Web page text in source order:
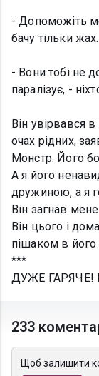
- Допоможіть
бачу тільки жах.
- Вони тобі не
паралізує, -
Він увірвався
очах рідних,
Монстр. Його
А я його
дружиною, а я
Він загнав
Він цього і
пішаком в його
***
ДУЖЕ ГАРЯЧЕ!
233
Щоб залишити